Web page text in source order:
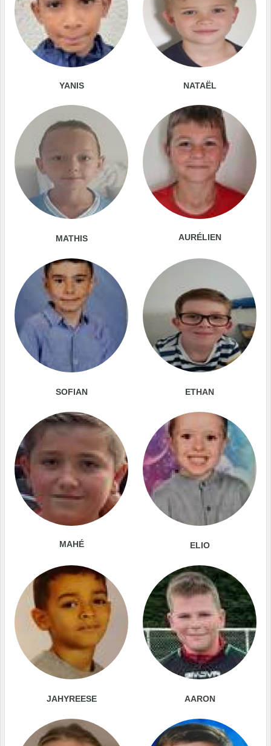
YANIS NATAËL
MATHIS AURÉLIEN
SOFIAN ETHAN
MAHÉ ELIO
JAHYREESE AARON